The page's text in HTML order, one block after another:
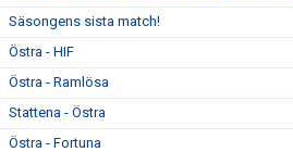
Säsongens sista match!
Östra - HIF
Östra - Ramlösa
Stattena - Östra
Östra - Fortuna